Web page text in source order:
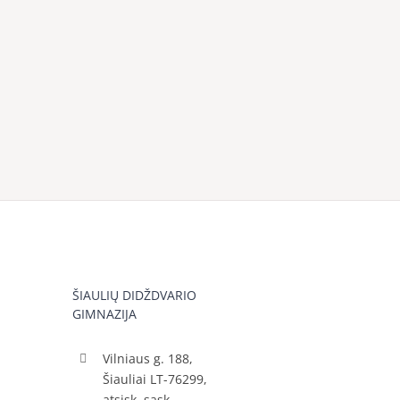
ŠIAULIŲ DIDŽDVARIO
GIMNAZIJA
Vilniaus g. 188,
Šiauliai LT-76299,